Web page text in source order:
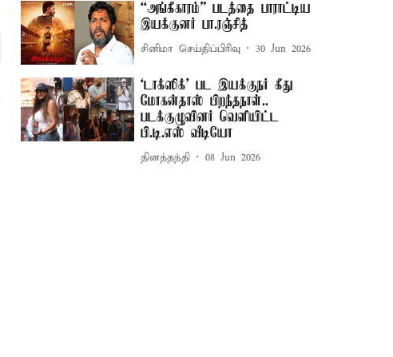
“அங்கீகாரம்” படத்தை பாராட்டிய
இயக்குனர் பா.ரஞ்சித்
சினிமா செய்திப்பிரிவு 30 Jun 2026
‘டாக்ஸிக்’ பட இயக்குநர் கீது
மோகன்​தாஸ் பிறந்தநாள்..
படக்குழுவினர் வெளியிட்ட
பி.டி.எஸ் வீடியோ
தினத்தந்தி 08 Jun 2026